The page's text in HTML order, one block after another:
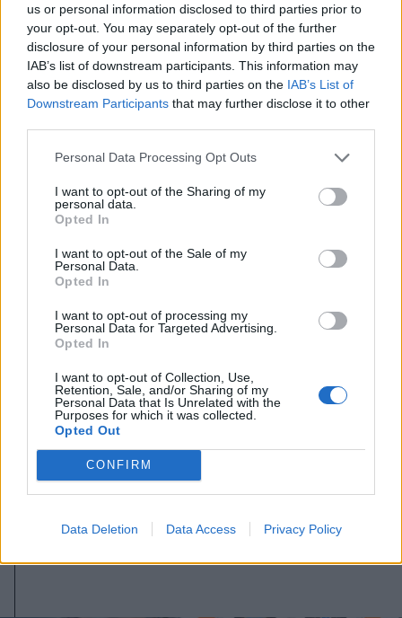
us or personal information disclosed to third parties prior to
your opt-out. You may separately opt-out of the further
disclosure of your personal information by third parties on the
IAB’s list of downstream participants. This information may
also be disclosed by us to third parties on the IAB’s List of
Downstream Participants that may further disclose it to other
Personal Data Processing Opt Outs
I want to opt-out of the Sharing of my
personal data.
Opted In
I want to opt-out of the Sale of my
Personal Data.
Opted In
I want to opt-out of processing my
Personal Data for Targeted Advertising.
Opted In
I want to opt-out of Collection, Use,
Retention, Sale, and/or Sharing of my
Personal Data that Is Unrelated with the
Purposes for which it was collected.
Opted Out
CONFIRM
Data Deletion Data Access Privacy Policy
Lakossági fórum az Állomás
negyedben: panaszok és igények a
tó körül
2026. augusztus 06., csütörtök
Nyírfásban bukkantak rá egy
kannabiszültetvényre